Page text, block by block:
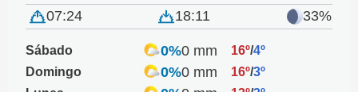
07:24 18:11 33%
Sábado 0%0 mm 16º/4º
Domingo
0%0 mm 16º/3º